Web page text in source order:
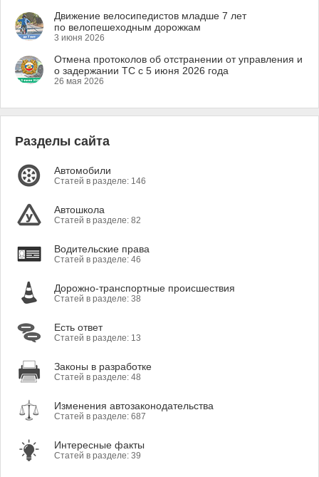
Движение велосипедистов младше 7 лет
по велопешеходным дорожкам
3 июня 2026
Отмена протоколов об отстранении от управления и
о задержании ТС с 5 июня 2026 года
26 мая 2026
Разделы сайта
Автомобили
Статей в разделе: 146
Автошкола
Статей в разделе: 82
Водительские права
Статей в разделе: 46
Дорожно-транспортные происшествия
Статей в разделе: 38
Есть ответ
Статей в разделе: 13
Законы в разработке
Статей в разделе: 48
Изменения автозаконодательства
Статей в разделе: 687
Интересные факты
Статей в разделе: 39